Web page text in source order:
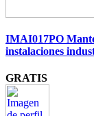
IMAI017PO
instalaciones
GRATIS